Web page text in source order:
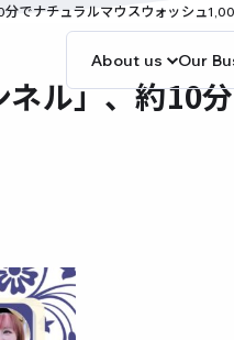
About us Our
でナチュラルマウスウォッシュ
ル」、約10